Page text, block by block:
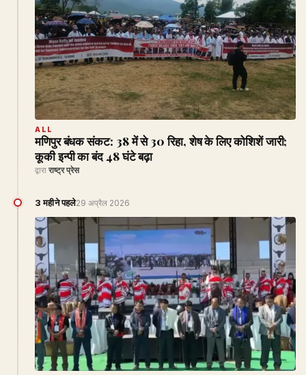
ALL
मणिपुर बंधक संकट: 38 में से 30 रिहा, शेष के लिए कोशिशें जारी;
कूकी इन्पी का बंद 48 घंटे बढ़ा
द्वारा राष्ट्र प्रेस
3 महीने पहले29 अप्रैल 2026